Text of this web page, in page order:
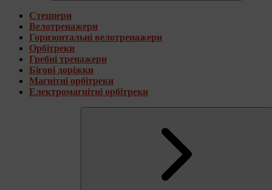
Степпери
Велотренажери
Горизонтальні велотренажери
Орбітреки
Гребні тренажери
Бігові доріжки
Магнітні орбітреки
Електромагнітні орбітреки